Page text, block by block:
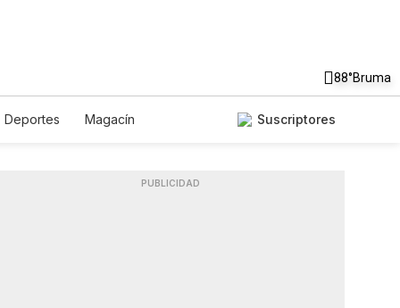
88°Bruma
Deportes
Magacín
Suscriptores
PUBLICIDAD